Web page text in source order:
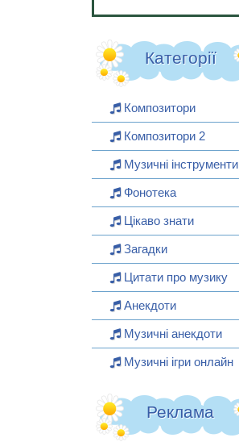
Категорії
Композитори
Композитори 2
Музичні інструменти
Фонотека
Цікаво знати
Загадки
Цитати про музику
Анекдоти
Музичні анекдоти
Музичні ігри онлайн
Реклама